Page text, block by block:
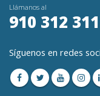
Llámanos al
910 312 311
Síguenos en redes